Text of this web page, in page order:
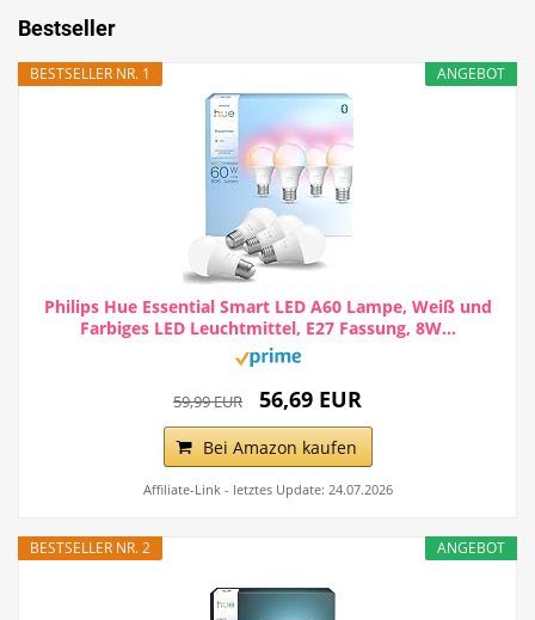
Bestseller
ANGEBOT
BESTSELLER NR. 1
Philips Hue Essential Smart LED A60 Lampe, Weiß und
Farbiges LED Leuchtmittel, E27 Fassung, 8W...
59,99 EUR 56,69 EUR
Bei Amazon kaufen
Affiliate-Link - letztes Update: 24.07.2026
ANGEBOT
BESTSELLER NR. 2